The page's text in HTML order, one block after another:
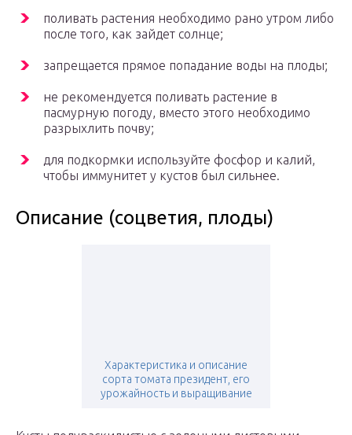
поливать растения необходимо рано утром либо
после того, как зайдет солнце;
запрещается прямое попадание воды на плоды;
не рекомендуется поливать растение в
пасмурную погоду, вместо этого необходимо
разрыхлить почву;
для подкормки используйте фосфор и калий,
чтобы иммунитет у кустов был сильнее.
Описание (соцветия, плоды)
Характеристика и описание
сорта томата президент, его
урожайность и выращивание